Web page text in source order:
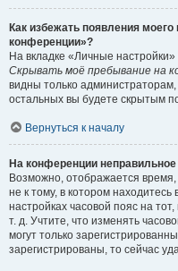
Как избежать появления
конференции»?
На вкладке «Личные
Скрывать моё пребывание на
видны только
остальных вы будете скрытым
Вернуться к началу
На конференции
Возможно, отображается
не к тому, в котором
настройках часовой пояс на
т. д. Учтите, что изменять
могут только
зарегистрированы, то сейчас